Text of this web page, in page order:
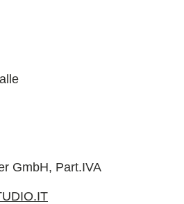
GmbH, Part.IVA